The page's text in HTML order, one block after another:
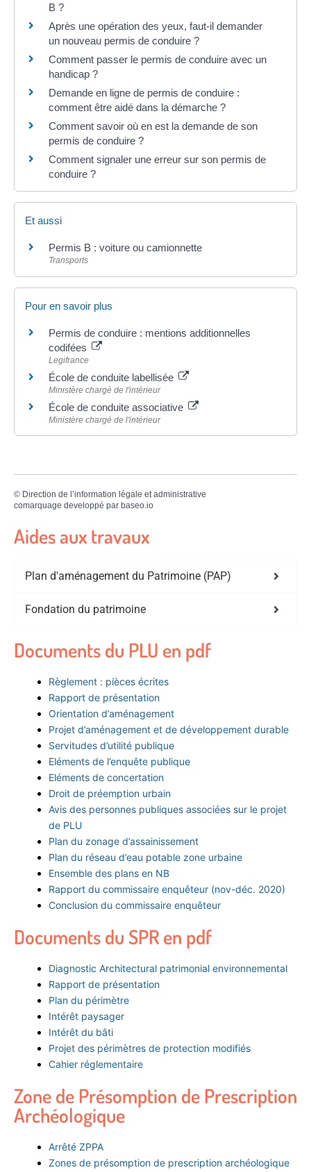
B ?
Après une opération des yeux, faut-il demander
un nouveau permis de conduire ?
Comment passer le permis de conduire avec un
handicap ?
Demande en ligne de permis de conduire :
comment être aidé dans la démarche ?
Comment savoir où en est la demande de son
permis de conduire ?
Comment signaler une erreur sur son permis de
conduire ?
Et aussi
Permis B : voiture ou camionnette
Transports
Pour en savoir plus
Permis de conduire : mentions additionnelles
codifées
Legifrance
École de conduite labellisée
Ministère chargé de l'intérieur
École de conduite associative
Ministère chargé de l'intérieur
© Direction de l’information légale et administrative
comarquage developpé par baseo.io
Aides aux travaux
Plan d'aménagement du Patrimoine (PAP)
Fondation du patrimoine
Documents du PLU en pdf
Règlement : pièces écrites
Rapport de présentation
Orientation d’aménagement
Projet d’aménagement et de développement durable
Servitudes d’utilité publique
Eléments de l’enquête publique
Eléments de concertation
Droit de préemption urbain
Avis des personnes publiques associées sur le projet
de PLU
Plan du zonage d’assainissement
Plan du réseau d’eau potable zone urbaine
Ensemble des plans en NB
Rapport du commissaire enquêteur (nov-déc. 2020)
Conclusion du commissaire enquêteur
Documents du SPR en pdf
Diagnostic Architectural patrimonial environnemental
Rapport de présentation
Plan du périmètre
Intérêt paysager
Intérêt du bâti
Projet des périmètres de protection modifiés
Cahier réglementaire
Zone de Présomption de Prescription
Archéologique
Arrêté ZPPA
Zones de présomption de prescription archéologique